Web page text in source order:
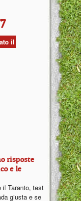
il
risposte
e le
il Taranto, test
giusta e se